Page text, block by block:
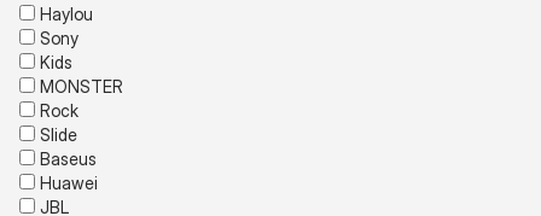
Haylou
Sony
Kids
MONSTER
Rock
Slide
Baseus
Huawei
JBL